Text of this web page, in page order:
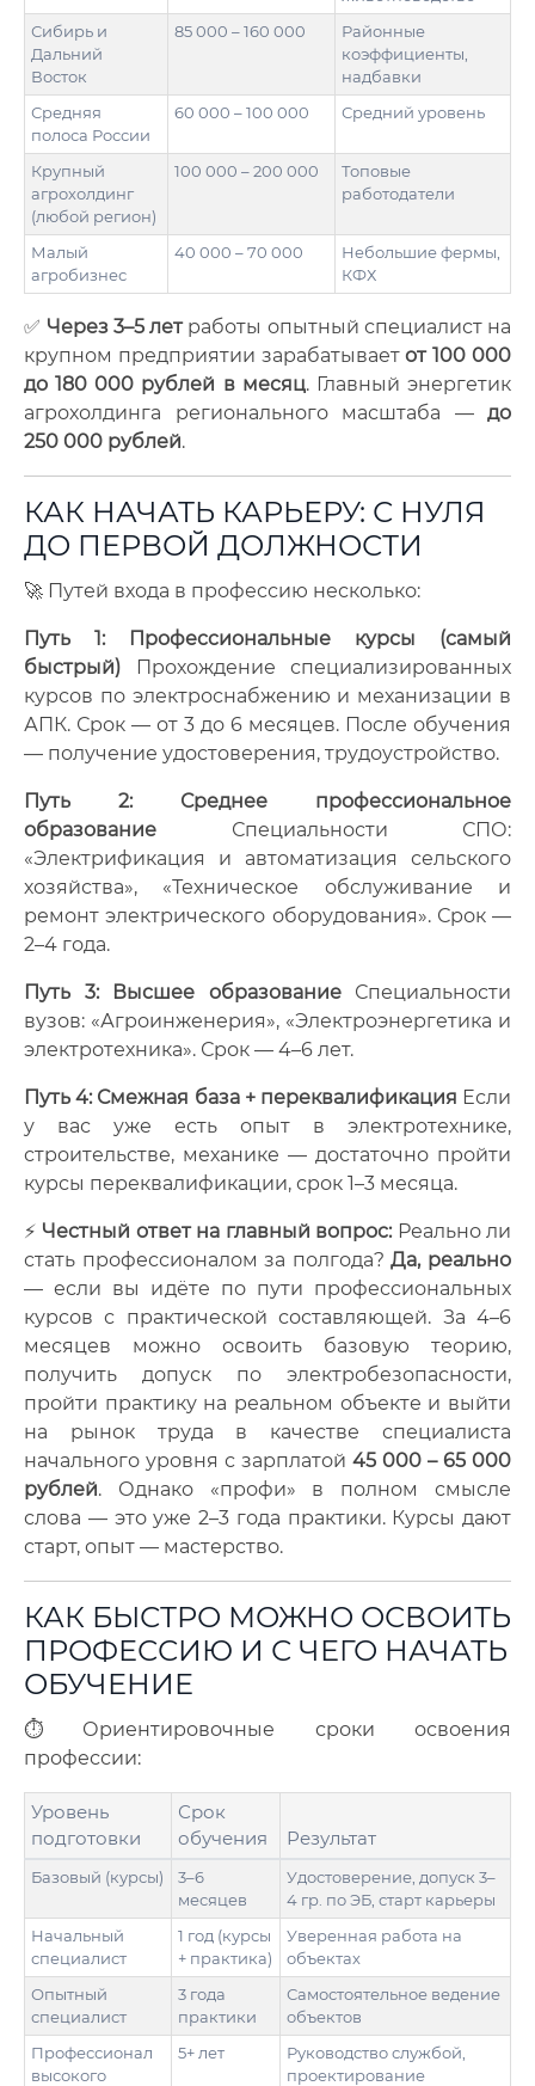
Сибирь и
Дальний
Восток
85 000 – 160 000
Районные
коэффициенты,
надбавки
Средняя
полоса России
60 000 – 100 000 Средний уровень
Крупный
агрохолдинг
(любой регион)
100 000 – 200 000
Топовые
работодатели
Малый
агробизнес
40 000 – 70 000
Небольшие фермы,
КФХ
✅ Через 3–5 летработы опытный специалист на
крупном предприятии зарабатываетот 100 000
до 180 000 рублей в месяц. Главный энергетик
агрохолдинга регионального масштаба — до
250 000 рублей.
КАК НАЧАТЬ КАРЬЕРУ: С НУЛЯ
ДО ПЕРВОЙ ДОЛЖНОСТИ
🚀 Путей входа в профессию несколько:
Путь 1: Профессиональные курсы (самый
быстрый) Прохождение специализированных
курсов по электроснабжению и механизации в
АПК. Срок — от 3 до 6 месяцев. После обучения
— получение удостоверения, трудоустройство.
Путь 2: Среднее профессиональное
образование Специальности СПО:
«Электрификация и автоматизация сельского
хозяйства», «Техническое обслуживание и
ремонт электрического оборудования». Срок —
2–4 года.
Путь 3: Высшее образованиеСпециальности
вузов: «Агроинженерия», «Электроэнергетика и
электротехника». Срок — 4–6 лет.
Путь 4: Смежная база + переквалификация Если
у вас уже есть опыт в электротехнике,
строительстве, механике — достаточно пройти
курсы переквалификации, срок 1–3 месяца.
⚡ Честный ответ на главный вопрос:Реально ли
стать профессионалом за полгода?Да, реально
— если вы идёте по пути профессиональных
курсов с практической составляющей. За 4–6
месяцев можно освоить базовую теорию,
получить допуск по электробезопасности,
пройти практику на реальном объекте и выйти
на рынок труда в качестве специалиста
начального уровня с зарплатой 45 000 – 65 000
рублей. Однако «профи» в полном смысле
слова — это уже 2–3 года практики. Курсы дают
старт, опыт — мастерство.
КАК БЫСТРО МОЖНО ОСВОИТЬ
ПРОФЕССИЮ И С ЧЕГО НАЧАТЬ
ОБУЧЕНИЕ
⏱️ Ориентировочные сроки освоения
профессии:
Уровень
подготовки
Срок
обучения
Результат
Базовый (курсы)
3–6
месяцев
Удостоверение, допуск 3–
4 гр. по ЭБ, старт карьеры
Начальный
специалист
1 год (курсы
+ практика)
Уверенная работа на
объектах
Опытный
специалист
3 года
практики
Самостоятельное ведение
объектов
Профессионал
высокого
5+ лет
Руководство службой,
проектирование